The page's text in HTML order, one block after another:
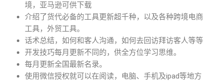
境，亚马逊可供下载
介绍了货代必备的工具更新超千种，以及各种跨境电商
工具，外贸工具。
话术总结，如何和客人沟通，如何去回访拜访客人等等
开发技巧每月更新不同的，供全方位学习思维。
每月更新全国最新名录。
使用微信授权就可以在阅读，电脑、手机及ipad等地方